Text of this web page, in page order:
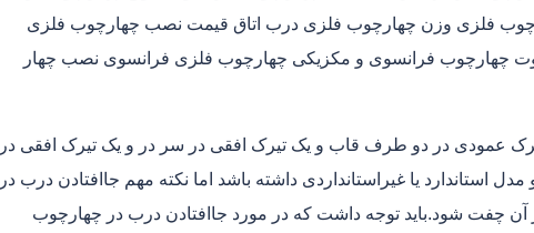
فلزی وزن چهارچوب فلزی درب اتاق قیمت نصب چهارچوب فلزی
چهارچوب فرانسوی و مکزیکی چهارچوب فلزی فرانسوی نصب چهار
عمودی در دو طرف قاب و یک تیرک افقی در سر در و یک تیرک افقی در
یا غیراستانداردی داشته باشد اما نکته مهم جاافتادن درب در
آن چفت شود.باید توجه داشت که در مورد جاافتادن درب در چهارچوب